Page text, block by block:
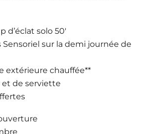
d’éclat solo 50′
Sensoriel sur la demi journée de
extérieure chauffée**
et de serviette